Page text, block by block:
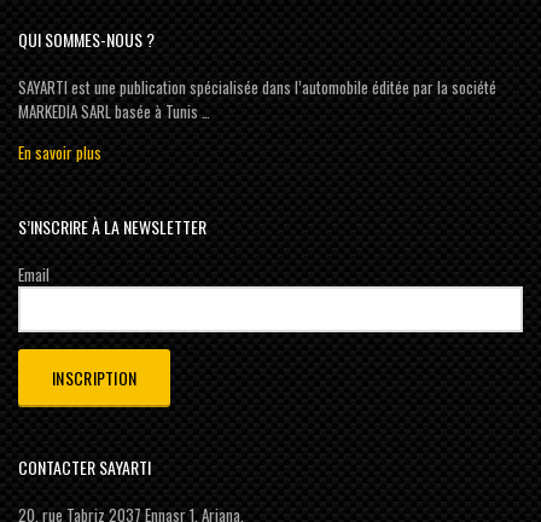
QUI SOMMES-NOUS ?
SAYARTI est une publication spécialisée dans l’automobile éditée par la société
MARKEDIA SARL basée à Tunis …
En savoir plus
S’INSCRIRE À LA NEWSLETTER
Email
CONTACTER SAYARTI
20, rue Tabriz 2037 Ennasr 1, Ariana,